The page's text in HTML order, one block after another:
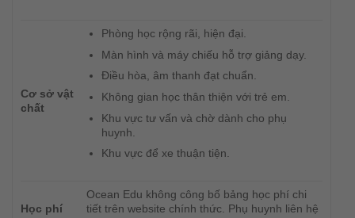
Cơ sở vật
chất
Phòng học rộng rãi, hiện đại.
Màn hình và máy chiếu hỗ trợ giảng dạy.
Điều hòa, âm thanh đạt chuẩn.
Không gian học thân thiện với trẻ em.
Khu vực tư vấn và chờ dành cho phụ
huynh.
Khu vực để xe thuận tiện.
Học phí
Ocean Edu không công bố bảng học phí chi
tiết trên website chính thức. Phụ huynh liên hệ